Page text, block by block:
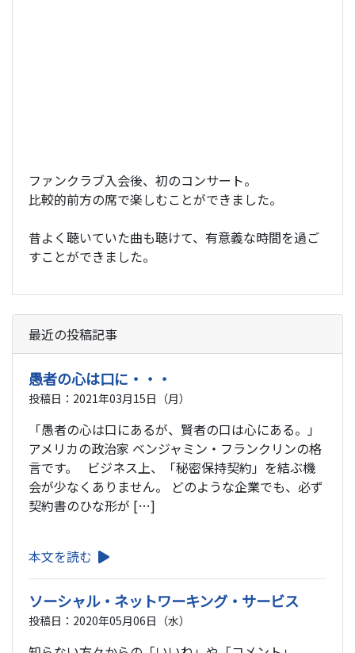
ファンクラブ入会後、初のコンサート。
比較的前方の席で楽しむことができました。
昔よく聴いていた曲も聴けて、有意義な時間を過ご
すことができました。
最近の投稿記事
愚者の心は口に・・・
投稿日：2021年03月15日（月）
「愚者の心は口にあるが、賢者の口は心にある。」
アメリカの政治家 ベンジャミン・フランクリンの格
言です。 ビジネス上、「秘密保持契約」を結ぶ機
会が少なくありません。 どのような企業でも、必ず
契約書のひな形が […]
本文を読む
ソーシャル・ネットワーキング・サービス
投稿日：2020年05月06日（水）